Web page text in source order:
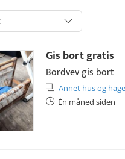
Gis bort gratis
Bordvev gis bort
Annet hus og
Én måned siden